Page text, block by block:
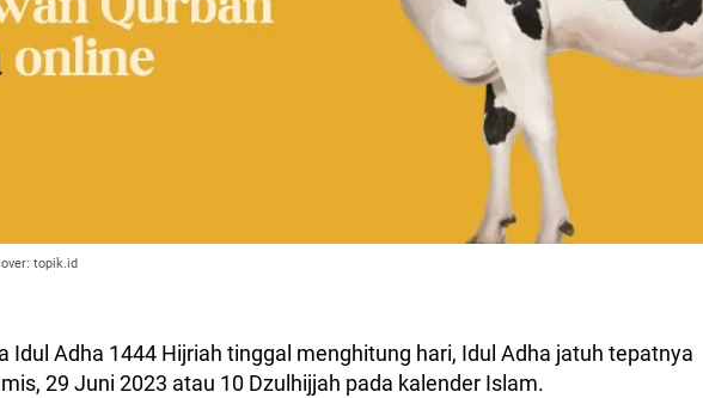
topik.id
Idul Adha 1444 Hijriah tinggal menghitung hari, Idul Adha jatuh tepatnya
29 Juni 2023 atau 10 Dzulhijjah pada kalender Islam.